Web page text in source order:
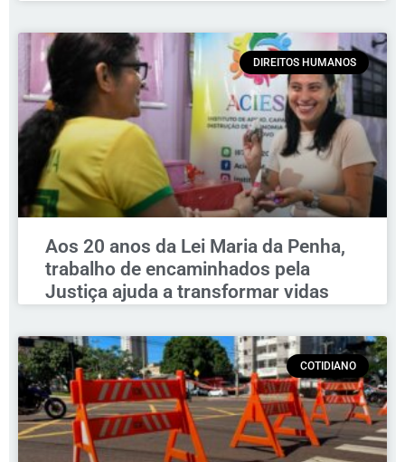
DIREITOS HUMANOS
Aos 20 anos da Lei Maria da Penha,
trabalho de encaminhados pela
Justiça ajuda a transformar vidas
COTIDIANO